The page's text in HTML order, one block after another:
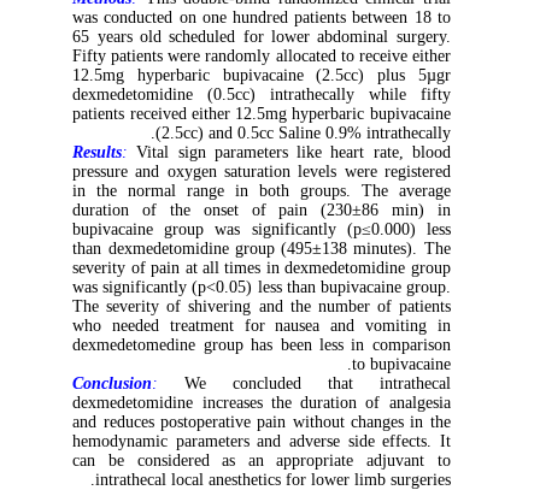
was conducted on one hundred patients between 18 to
65 years old scheduled for lower abdominal surgery.
Fifty patients were randomly allocated to receive either
12.5mg hyperbaric bupivacaine (2.5cc) plus 5µgr
dexmedetomidine (0.5cc) intrathecally while fifty
patients received either 12.5mg hyperbaric bupivacaine
(2.5cc) and 0.5cc Saline 0.9% intrathecally.
Results: Vital sign parameters like heart rate, blood
pressure and oxygen saturation levels were registered
in the normal range in both groups. The average
duration of the onset of pain (230±86 min) in
bupivacaine group was significantly (p≤0.000) less
than dexmedetomidine group (495±138 minutes). The
severity of pain at all times in dexmedetomidine group
was significantly (p<0.05) less than bupivacaine group.
The severity of shivering and the number of patients
who needed treatment for nausea and vomiting in
dexmedetomedine group has been less in comparison
to bupivacaine.
Conclusion
We concluded that intrathecal
dexmedetomidine increases the duration of analgesia
and reduces postoperative pain without changes in the
hemodynamic parameters and adverse side effects. It
can be considered as an appropriate adjuvant to
intrathecal local anesthetics for lower limb surgeries.